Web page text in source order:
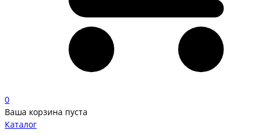
0
Ваша корзина пуста
Каталог